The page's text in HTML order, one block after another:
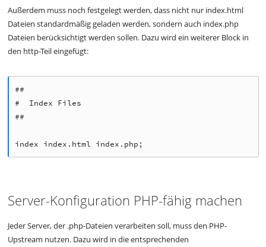
Außerdem muss noch festgelegt werden, dass nicht nur index.html
Dateien standardmäßig geladen werden, sondern auch index.php
Dateien berücksichtigt werden sollen. Dazu wird ein weiterer Block in
den http-Teil eingefügt:
##
#  Index Files
##
Server-Konfiguration PHP-fähig machen
Jeder Server, der .php-Dateien verarbeiten soll, muss den PHP-
Upstream nutzen. Dazu wird in die entsprechenden